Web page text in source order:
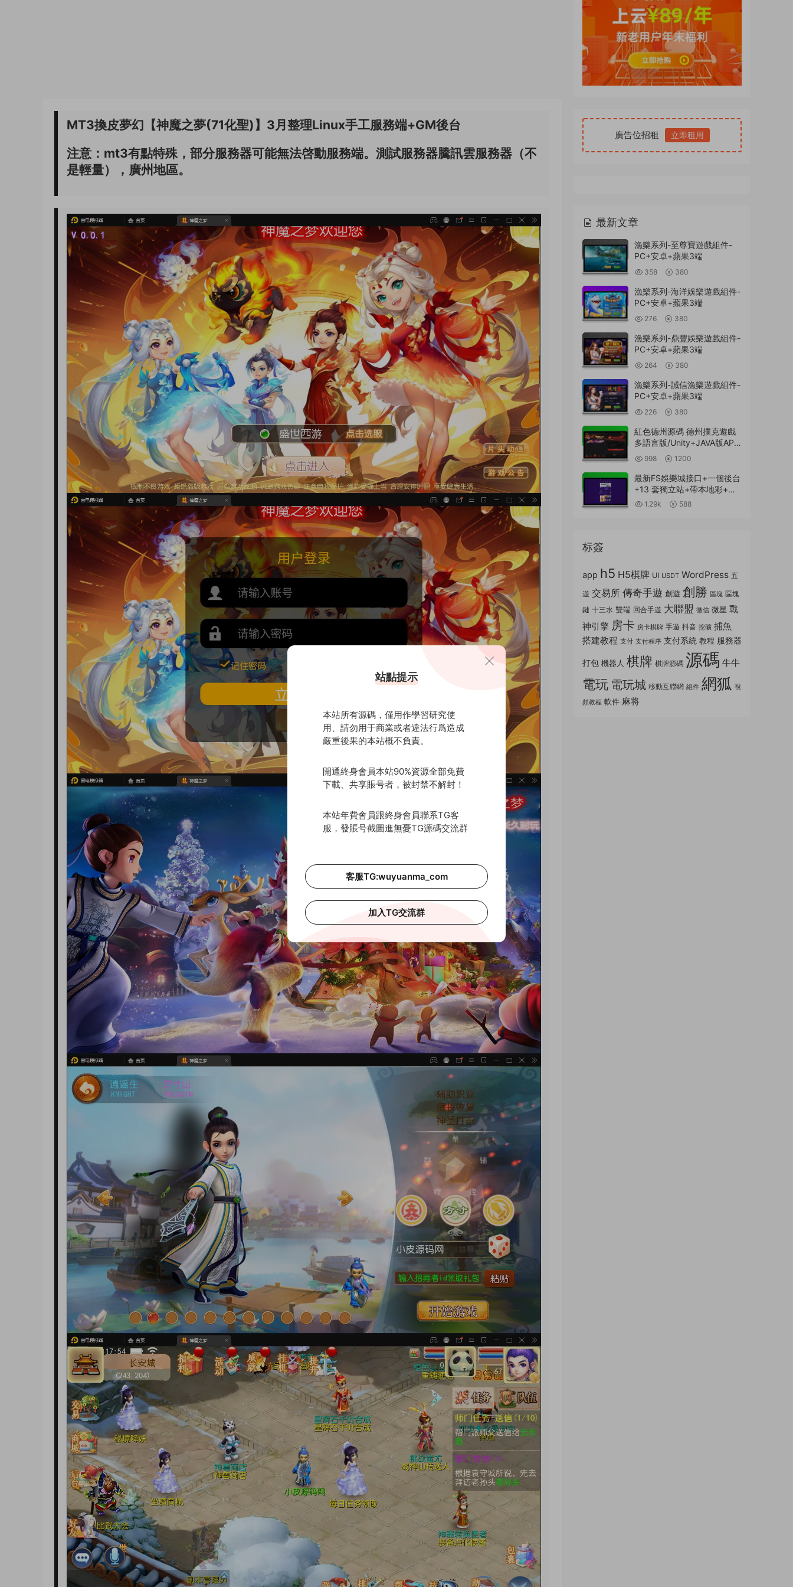
MT3換皮夢幻【神魔之夢(71化聖)】3月整理Linux手工服務端+GM後台
注意：mt3有點特殊，部分服務器可能無法啓動服務端。測試服務器騰訊雲服務器（不
是輕量），廣州地區。
廣告位招租 立即租用
最新文章
漁樂系列-至尊寶遊戲組件-
PC+安卓+蘋果3端
358 380
漁樂系列-海洋娛樂遊戲組件-
PC+安卓+蘋果3端
276 380
漁樂系列-鼎豐娛樂遊戲組件-
PC+安卓+蘋果3端
264 380
漁樂系列-誠信漁樂遊戲組件-
PC+安卓+蘋果3端
226 380
紅色德州源碼 德州撲克遊戲
多語言版/Unity+JAVA版APP
雙端源碼/中英繁三語言+帶
控+帶彩池持倉/完美運行
998 1200
最新FS娛樂城接口+一個後台
+13 套獨立站+帶本地彩+一
鍵搭建腳本
1.29k 588
标簽
app h5 H5棋牌 UI USDT WordPress 五
遊 交易所 傳奇手遊 創遊 創勝 區塊 區塊
鏈 十三水 雙端 回合手遊 大聯盟 微信 微星 戰
神引擎 房卡 房卡棋牌 手遊 抖音 挖礦 捕魚
搭建教程 支付 支付程序 支付系統 教程 服務器
打包 機器人 棋牌 棋牌源碼 源碼 牛牛
電玩 電玩城 移動互聯網 組件 網狐 視
頻教程 軟件 麻将
站點提示
本站所有源碼，僅用作學習研究使
用、請勿用于商業或者違法行爲造成
嚴重後果的本站概不負責。
開通終身會員本站90%資源全部免費
下載、共享賬号者，被封禁不解封！
本站年費會員跟終身會員聯系TG客
服，發賬号截圖進無憂TG源碼交流群
客服TG:wuyuanma_com
加入TG交流群